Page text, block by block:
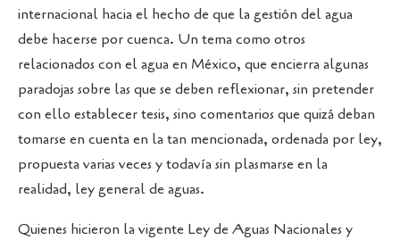
internacional hacia el hecho de que la gestión del agua
debe hacerse por cuenca. Un tema como otros
relacionados con el agua en México, que encierra algunas
paradojas sobre las que se deben reflexionar, sin pretender
con ello establecer tesis, sino comentarios que quizá deban
tomarse en cuenta en la tan mencionada, ordenada por ley,
propuesta varias veces y todavía sin plasmarse en la
realidad, ley general de aguas.
Quienes hicieron la vigente Ley de Aguas Nacionales y